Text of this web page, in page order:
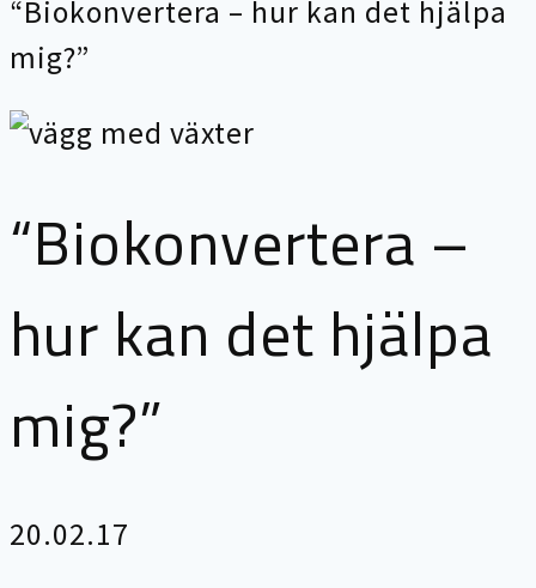
“Biokonvertera – hur kan det hjälpa
mig?”
“Biokonvertera –
hur kan det hjälpa
mig?”
20.02.17